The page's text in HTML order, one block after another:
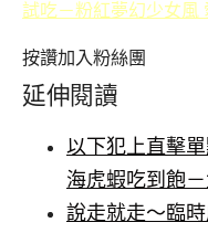
試吃－粉紅夢幻少女風
按讚加入粉絲團
延伸閱讀
以下犯上直擊
海虎蝦吃到飽
說走就走～臨